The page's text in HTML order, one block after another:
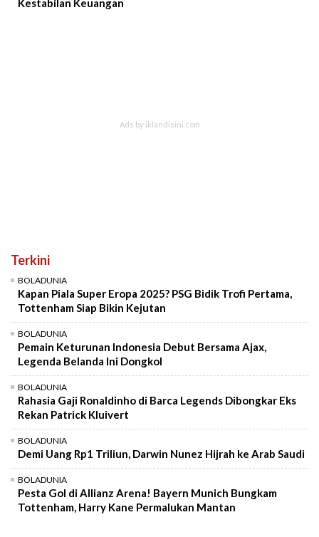
Kestabilan Keuangan
Terkini
BOLADUNIA
Kapan Piala Super Eropa 2025? PSG Bidik Trofi Pertama,
Tottenham Siap Bikin Kejutan
BOLADUNIA
Pemain Keturunan Indonesia Debut Bersama Ajax,
Legenda Belanda Ini Dongkol
BOLADUNIA
Rahasia Gaji Ronaldinho di Barca Legends Dibongkar Eks
Rekan Patrick Kluivert
BOLADUNIA
Demi Uang Rp1 Triliun, Darwin Nunez Hijrah ke Arab Saudi
BOLADUNIA
Pesta Gol di Allianz Arena! Bayern Munich Bungkam
Tottenham, Harry Kane Permalukan Mantan